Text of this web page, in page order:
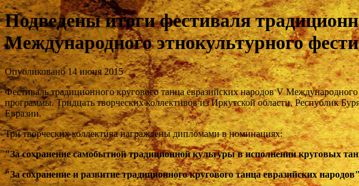
Подведены итоги фестиваля
Международного этнокультурного
Опубликовано 14 июня 2015
Фестиваль традиционного кругового танца евразийских народов V
программы. Тридцать творческих коллективов из Иркутской области, Республик
Евразии.
Три творческих коллектива награждены дипломами в номинациях:
"За сохранение самобытной традиционной культуры в исполнении круговых
"За сохранение и развитие традиционного кругового танца евразийских